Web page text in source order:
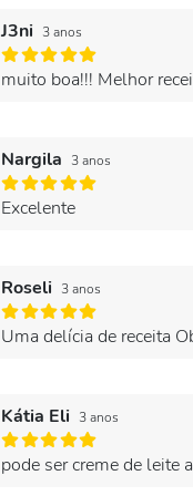
J3ni 3 anos
muito boa!!! Melhor
Nargila 3 anos
Excelente
Roseli 3 anos
Uma delícia de receita
Kátia Eli 3 anos
pode ser creme de leite